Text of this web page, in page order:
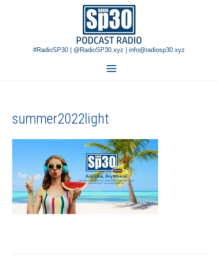
Home
#RadioSP30 | @RadioSP30.xyz | info@radiosp30.xyz
Menu
summer2022light